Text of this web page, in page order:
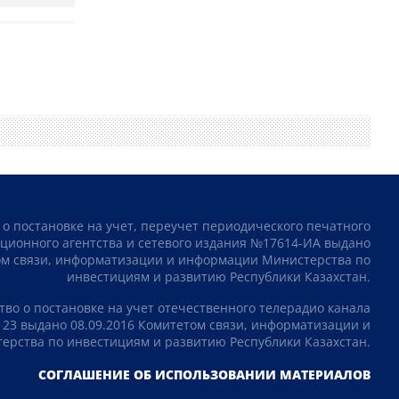
постановке на учет, переучет периодического печатного
агентства и сетевого издания №17614-ИА выдано
связи, информатизации и информации Министерства по
инвестициям и развитию Республики Казахстан.
о постановке на учет отечественного телерадио канала
выдано 08.09.2016 Комитетом связи, информатизации и
по инвестициям и развитию Республики Казахстан.
СОГЛАШЕНИЕ ОБ ИСПОЛЬЗОВАНИИ МАТЕРИАЛОВ